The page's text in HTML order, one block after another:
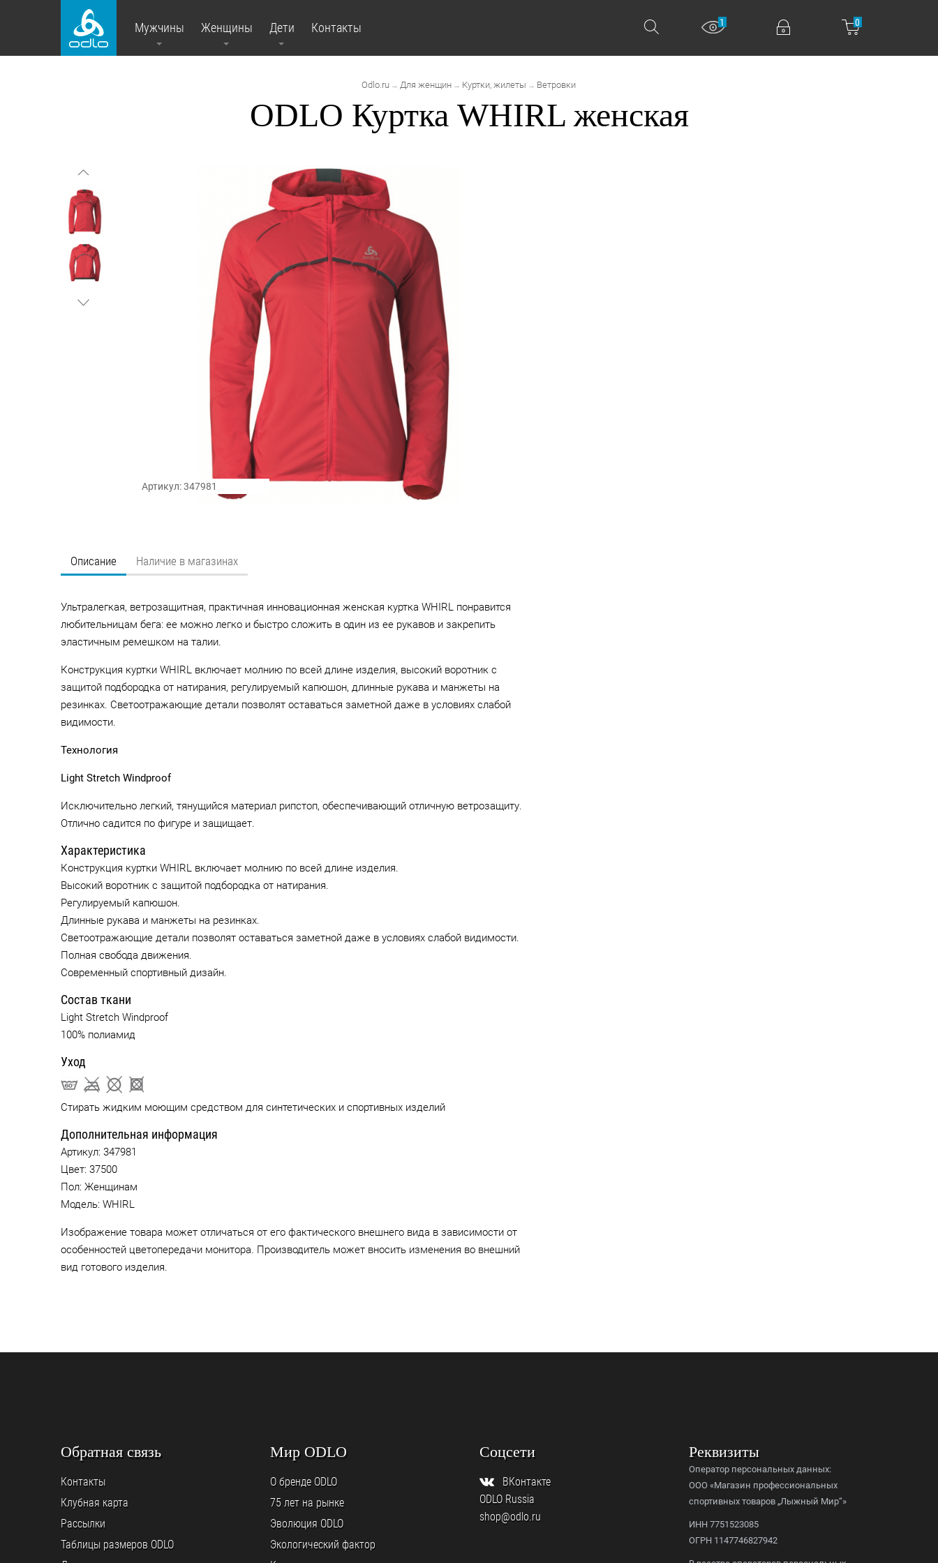
Мужчины Женщины Дети Контакты 0
1
Odlo.ru → Для женщин → Куртки, жилеты → Ветровки
ODLO Куртка WHIRL женская
Артикул: 347981
Описание Наличие в магазинах
Ультралегкая, ветрозащитная, практичная инновационная женская куртка WHIRL понравится
любительницам бега: ее можно легко и быстро сложить в один из ее рукавов и закрепить
эластичным ремешком на талии.
Конструкция куртки WHIRL включает молнию по всей длине изделия, высокий воротник с
защитой подбородка от натирания, регулируемый капюшон, длинные рукава и манжеты на
резинках. Светоотражающие детали позволят оставаться заметной даже в условиях слабой
видимости.
Технология
Light Stretch Windproof
Исключительно легкий, тянущийся материал рипстоп, обеспечивающий отличную ветрозащиту.
Отлично садится по фигуре и защищает.
Характеристика
Конструкция куртки WHIRL включает молнию по всей длине изделия.
Высокий воротник с защитой подбородка от натирания.
Регулируемый капюшон.
Длинные рукава и манжеты на резинках.
Светоотражающие детали позволят оставаться заметной даже в условиях слабой видимости.
Полная свобода движения.
Современный спортивный дизайн.
Состав ткани
Light Stretch Windproof
100% полиамид
Уход
Стирать жидким моющим средством для синтетических и спортивных изделий
Дополнительная информация
Артикул: 347981
Цвет: 37500
Пол: Женщинам
Модель: WHIRL
Изображение товара может отличаться от его фактического внешнего вида в зависимости от
особенностей цветопередачи монитора. Производитель может вносить изменения во внешний
вид готового изделия.
Обратная связь
Контакты
Клубная карта
Рассылки
Таблицы размеров ODLO
Мир ODLO
О бренде ODLO
75 лет на рынке
Эволюция ODLO
Экологический фактор
Соцсети
ВКонтакте
ODLO Russia
shop@odlo.ru
Реквизиты
Оператор персональных данных:
ООО «Магазин профессиональных
спортивных товаров „Лыжный Мир“»
ИНН 7751523085
ОГРН 1147746827942